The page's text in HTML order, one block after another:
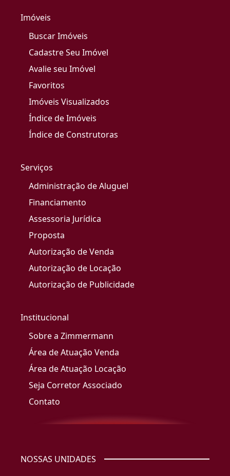
Imóveis
Buscar Imóveis
Cadastre Seu Imóvel
Avalie seu Imóvel
Favoritos
Imóveis Visualizados
Índice de Imóveis
Índice de Construtoras
Serviços
Administração de Aluguel
Financiamento
Assessoria Jurídica
Proposta
Autorização de Venda
Autorização de Locação
Autorização de Publicidade
Institucional
Sobre a Zimmermann
Área de Atuação Venda
Área de Atuação Locação
Seja Corretor Associado
Contato
NOSSAS UNIDADES